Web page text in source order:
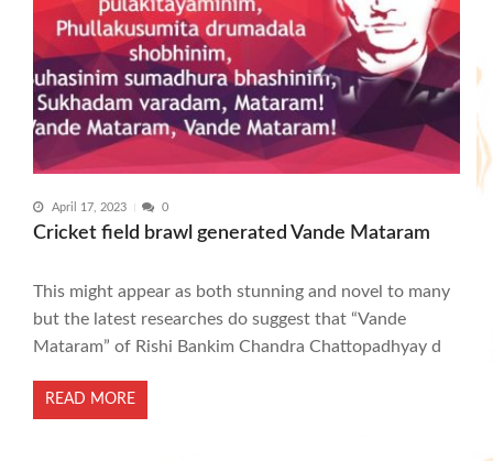
April 17, 2023 0
Cricket field brawl generated Vande Mataram
This might appear as both stunning and novel to many
but the latest researches do suggest that “Vande
Mataram” of Rishi Bankim Chandra Chattopadhyay d
READ MORE